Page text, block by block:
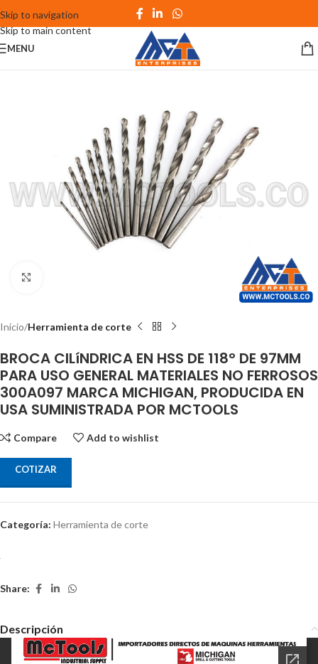
Skip to navigation
Skip to main content
MENU
Inicio Herramienta de corte
BROCA CILíNDRICA EN HSS DE 118° DE 97MM
PARA USO GENERAL MATERIALES NO FERROSOS
300A097 MARCA MICHIGAN, PRODUCIDA EN
USA SUMINISTRADA POR MCTOOLS
Compare Add to wishlist
COTIZAR
Categoría: Herramienta de corte
Share:
Descripción